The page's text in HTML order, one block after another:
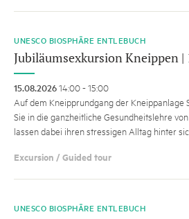
UNESCO BIOSPHÄRE ENTLEBUCH
Jubiläumsexkursion Kneippen |
15.08.202614:00 - 15:00
Auf dem Kneipprundgang der Kneippanlage
Sie in die ganzheitliche Gesundheitslehre
lassen dabei ihren stressigen Alltag hinter
Excursion / Guided tour
UNESCO BIOSPHÄRE ENTLEBUCH